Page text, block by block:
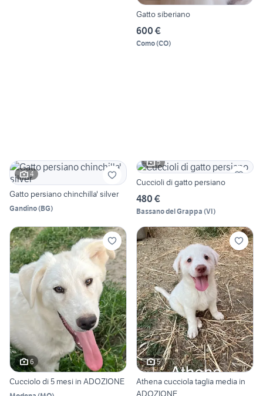
Gatto siberiano
600 €
Como(CO)
4
Gatto persiano chinchilla' silver
Gandino(BG)
5
Cuccioli di gatto persiano
480 €
Bassano del Grappa (VI)
6
Cucciolo di 5 mesi in ADOZIONE
5
Athena cucciola taglia media in
ADOZIONE